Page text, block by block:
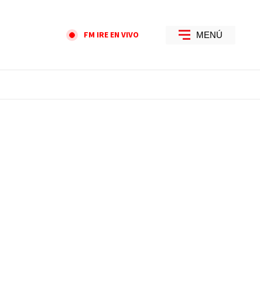
FM IRE EN VIVO MENÚ